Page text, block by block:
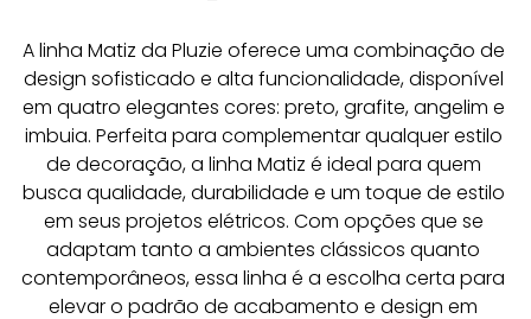
A linha Matiz da Pluzie oferece uma combinação de
design sofisticado e alta funcionalidade, disponível
em quatro elegantes cores: preto, grafite, angelim e
imbuia. Perfeita para complementar qualquer estilo
de decoração, a linha Matiz é ideal para quem
busca qualidade, durabilidade e um toque de estilo
em seus projetos elétricos. Com opções que se
adaptam tanto a ambientes clássicos quanto
contemporâneos, essa linha é a escolha certa para
elevar o padrão de acabamento e design em